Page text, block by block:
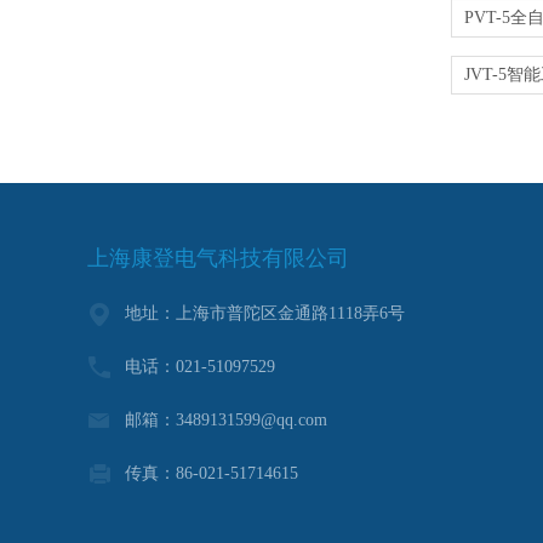
上海康登电气科技有限公司
地址：上海市普陀区金通路1118弄6号
电话：021-51097529
邮箱：3489131599@qq.com
传真：86-021-51714615